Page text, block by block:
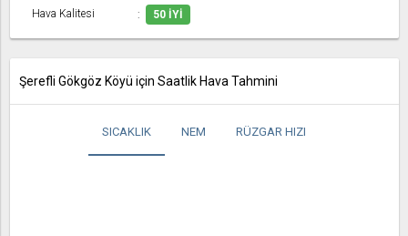
Hava Kalitesi
50 İYI
Şerefli Gökgöz Köyü için Saatlik Hava Tahmini
SICAKLIK NEM RÜZGAR HIZI